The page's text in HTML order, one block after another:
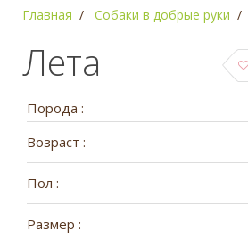
Главная Собаки в добрые руки
Лета
Порода :
Возраст :
Пол :
Размер :